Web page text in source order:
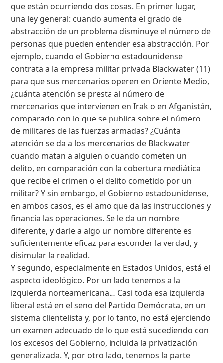
que están ocurriendo dos cosas. En primer lugar,
una ley general: cuando aumenta el grado de
abstracción de un problema disminuye el número de
personas que pueden entender esa abstracción. Por
ejemplo, cuando el Gobierno estadounidense
contrata a la empresa militar privada Blackwater (11)
para que sus mercenarios operen en Oriente Medio,
¿cuánta atención se presta al número de
mercenarios que intervienen en Irak o en Afganistán,
comparado con lo que se publica sobre el número
de militares de las fuerzas armadas? ¿Cuánta
atención se da a los mercenarios de Blackwater
cuando matan a alguien o cuando cometen un
delito, en comparación con la cobertura mediática
que recibe el crimen o el delito cometido por un
militar? Y sin embargo, el Gobierno estadounidense,
en ambos casos, es el amo que da las instrucciones y
financia las operaciones. Se le da un nombre
diferente, y darle a algo un nombre diferente es
suficientemente eficaz para esconder la verdad, y
disimular la realidad.
Y segundo, especialmente en Estados Unidos, está el
aspecto ideológico. Por un lado tenemos a la
izquierda norteamericana… Casi toda esa izquierda
liberal está en el seno del Partido Demócrata, en un
sistema clientelista y, por lo tanto, no está ejerciendo
un examen adecuado de lo que está sucediendo con
los excesos del Gobierno, incluida la privatización
generalizada. Y, por otro lado, tenemos la parte